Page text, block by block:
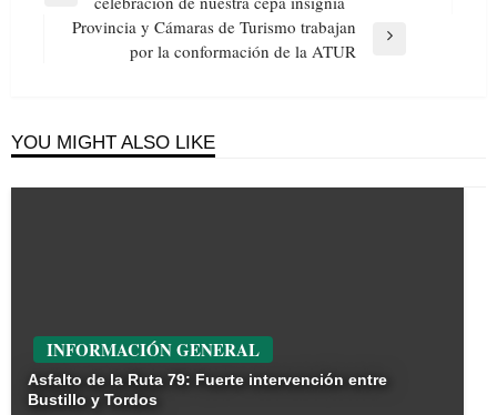
entradas
Provincia y Cámaras de Turismo trabajan
por la conformación de la ATUR
YOU MIGHT ALSO LIKE
INFORMACIÓN GENERAL
Asfalto de la Ruta 79: Fuerte intervención entre
Bustillo y Tordos